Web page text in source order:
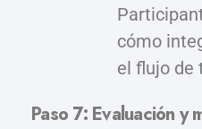
cómo
el flujo de
Paso 7: Evaluación y